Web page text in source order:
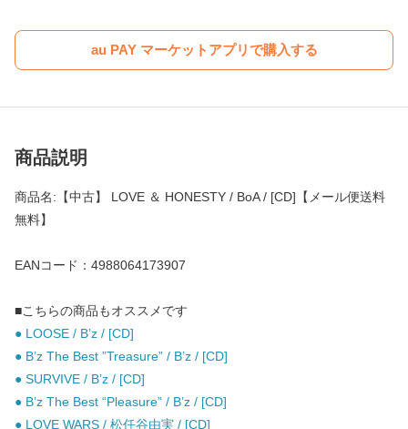
au PAY マーケットアプリで購入する
商品説明
商品名:【中古】 LOVE ＆ HONESTY / BoA / [CD]【メール便送料
無料】
EANコード：4988064173907
■こちらの商品もオススメです
● LOOSE / B’z / [CD]
● B’z The Best ”Treasure” / B’z / [CD]
● SURVIVE / B’z / [CD]
● B’z The Best “Pleasure” / B’z / [CD]
● LOVE WARS / 松任谷由実 / [CD]